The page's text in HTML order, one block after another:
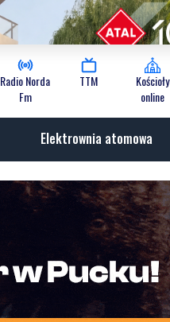
Radio Norda
Fm
TTM
Kościoły
online
Elektrownia atomowa